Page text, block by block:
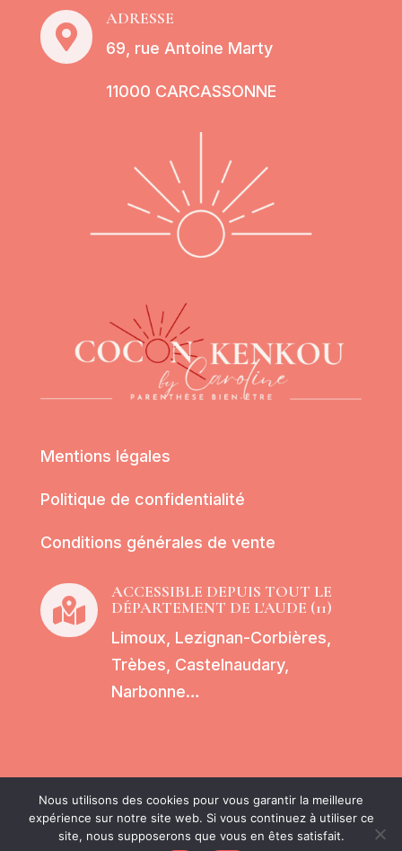

ADRESSE
69, rue Antoine Marty
11000 CARCASSONNE
Mentions légales
Politique de confidentialité
Conditions générales de vente

ACCESSIBLE DEPUIS TOUT LE
DÉPARTEMENT DE L'AUDE (11)
Limoux, Lezignan-Corbières,
Trèbes, Castelnaudary,
Narbonne…
Tous droits réservés – Cocon Kenkou By
Caroline – 2026 –Site Map
Nous utilisons des cookies pour vous garantir la meilleure
expérience sur notre site web. Si vous continuez à utiliser ce
site, nous supposerons que vous en êtes satisfait.